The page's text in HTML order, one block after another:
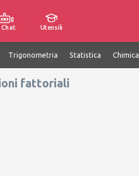
Chat Utensili
Trigonometria Statistica Chimica
fattoriali